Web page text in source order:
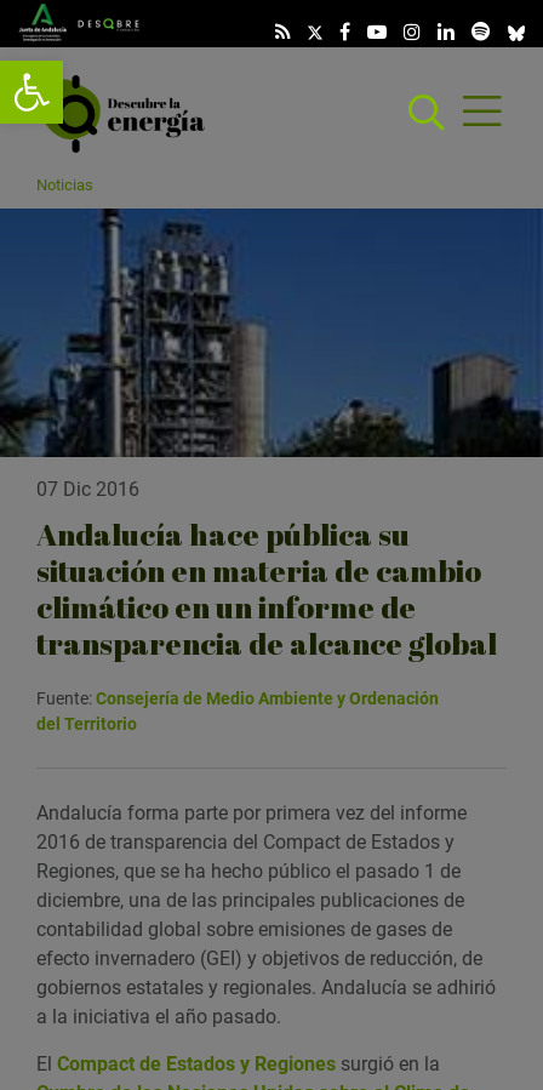
Abrir barra de herramientas
Abrir
menú
Noticias
07 Dic 2016
Andalucía hace pública su
situación en materia de cambio
climático en un informe de
transparencia de alcance global
Fuente:Consejería de Medio Ambiente y Ordenación
del Territorio
Andalucía forma parte por primera vez del informe
2016 de transparencia del Compact de Estados y
Regiones, que se ha hecho público el pasado 1 de
diciembre, una de las principales publicaciones de
contabilidad global sobre emisiones de gases de
efecto invernadero (GEI) y objetivos de reducción, de
gobiernos estatales y regionales. Andalucía se adhirió
a la iniciativa el año pasado.
El Compact de Estados y Regiones surgió en la